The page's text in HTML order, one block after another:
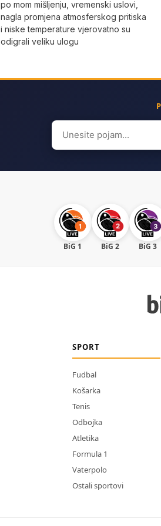
po mom mišljenju, vremenski uslovi,
nagla promjena atmosferskog pritiska
i niske temperature vjerovatno su
odigrali veliku ulogu
Search
for:
BiG 1 BiG 2 BiG 3
SPORT
Fudbal
Košarka
Tenis
Odbojka
Atletika
Formula 1
Vaterpolo
Ostali sportovi